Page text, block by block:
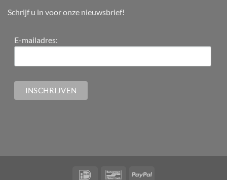
Schrijf u in voor onze nieuwsbrief!
E-mailadres: